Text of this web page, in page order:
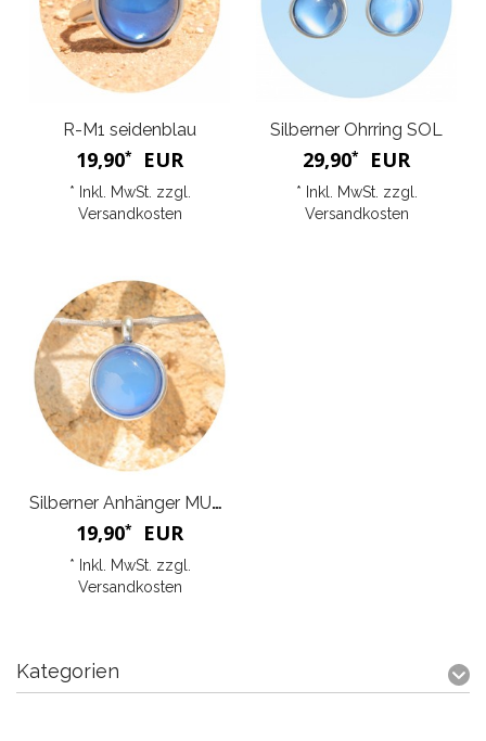
R-M1 seidenblau
19,90* EUR
* Inkl. MwSt. zzgl.
Versandkosten
Silberner Ohrring SOL
29,90* EUR
* Inkl. MwSt. zzgl.
Versandkosten
Silberner Anhänger MUGGLE
19,90* EUR
* Inkl. MwSt. zzgl.
Versandkosten
Kategorien